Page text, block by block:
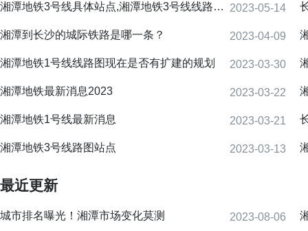
湘潭地铁3号线具体站点,湘潭地铁3号线线路概况 2023-05-14
湘潭到长沙的城际铁路是哪一条？ 2023-04-09
湘潭地铁1号线线路图现在是否有扩建的规划 2023-03-30
湘潭地铁最新消息2023 2023-03-22
湘潭地铁1号线最新消息 2023-03-21
湘潭地铁3号线路图站点 2023-03-13
最近更新
城市排名曝光！湘潭市场变化莫测 2023-08-06